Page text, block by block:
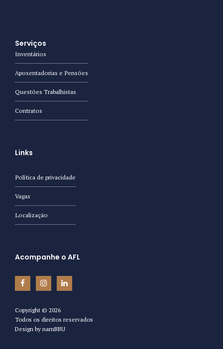
Serviços
Inventários
Aposentadorias e Pensões
Questões Trabalhistas
Contratos
Links
Política de privacidade
Vagas
Localização
Acompanhe o AFL
Copyright © 2026
Todos os direitos reservados
Design by namBBU